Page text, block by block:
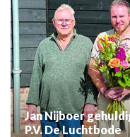
Jan Nijboer
P.V. De Luchtbode